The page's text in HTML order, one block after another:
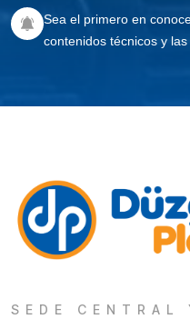
Sea el primero en
contenidos técnicos y
SEDE CENTRAL